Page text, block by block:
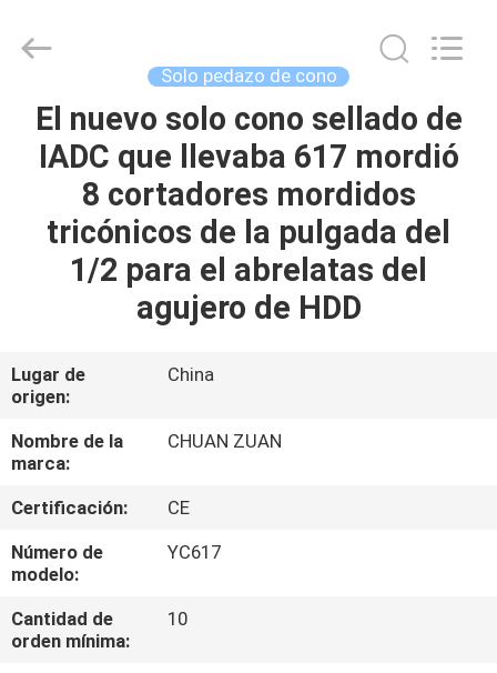
HOGAR
PRODUCTOS
SOBRE
NOSOTROS
VIAJE
DE
LA
FÁBRICA
CONTROL
DE
CALIDAD
Proveedor.
Copyright
tcitriconebit.com.
Solo pedazo de cono
El nuevo solo cono sellado de
IADC que llevaba 617 mordió
8 cortadores mordidos
tricónicos de la pulgada del
1/2 para el abrelatas del
agujero de HDD
Lugar de
origen:
China
Nombre de la
marca:
CHUAN ZUAN
Certificación:
CE
Número de
modelo:
YC617
Cantidad de
orden mínima:
10